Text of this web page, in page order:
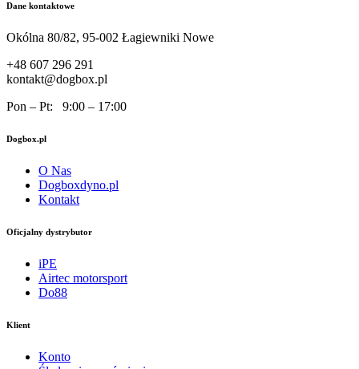
Dane kontaktowe
Okólna 80/82, 95-002 Łagiewniki Nowe
+48 607 296 291
kontakt@dogbox.pl
Pon – Pt: 9:00 – 17:00
Dogbox.pl
O Nas
Dogboxdyno.pl
Kontakt
Oficjalny dystrybutor
iPE
Airtec motorsport
Do88
Klient
Konto